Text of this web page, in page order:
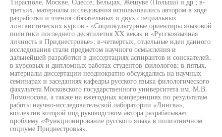
третьих, материалы исследования использовались автором в ходе
разработки и чтения обязательных и двух специальных
лингвистических курсов - «Социокультурные ориентиры языковой
политики последнего десятилетия XX века» и «Русскоязычная
личность в Приднестровье»; в-четвертых, отдельные идеи данного
исследования стали предметом научного осмысления и
дальнейшей разработки в диссертациях аспирантов и соискателей,
в курсовых и дипломных работах студентов-филологов; в-пятых,
материалы диссертации неоднократно обсуждались на научных
семинарах и заседаниях кафедры русского языка филологического
факультета Московского государственного университета им. М.В.
Ломоносова, а также на ежегодных конференциях по результатам
работы научно-исследовательской лаборатории «Лингва»,
коллектив которой под руководством автора разрабатывает
проблему «Функционирование русского языка в полиэтничном
социуме Приднестровья».